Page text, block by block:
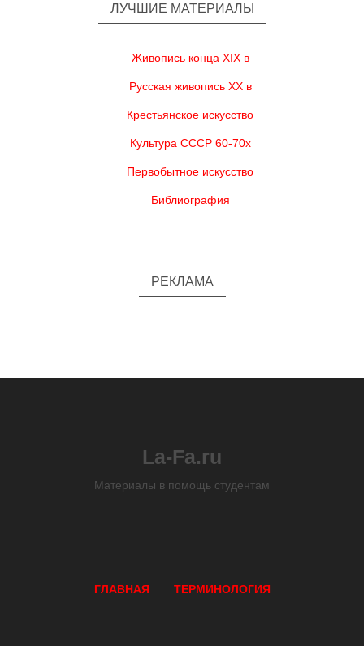
ЛУЧШИЕ МАТЕРИАЛЫ
Живопись конца XIX в
Русская живопись XX в
Крестьянское искусство
Культура СССР 60-70х
Первобытное искусство
Библиография
РЕКЛАМА
La-Fa.ru
Материалы в помощь студентам
ГЛАВНАЯ ТЕРМИНОЛОГИЯ